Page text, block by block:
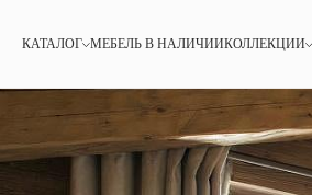
КАТАЛОГ МЕБЕЛЬ В НАЛИЧИИКОЛЛЕКЦИИ